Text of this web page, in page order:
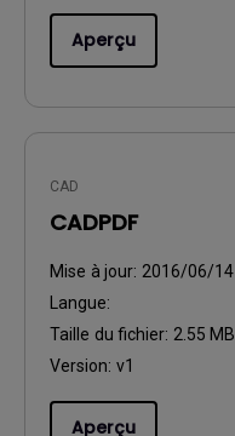
Aperçu
CAD
CADPDF
Mise à jour: 2016/06/14
Langue:
Taille du fichier: 2.55 MB
Version: v1
Aperçu